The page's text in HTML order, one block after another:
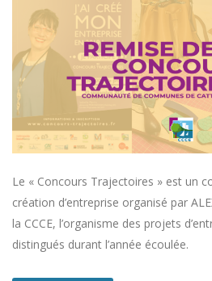
Le « Concours Trajectoires » est un
création d’entreprise organisé par
la CCCE, l’organisme des projets
distingués durant l’année écoulée.